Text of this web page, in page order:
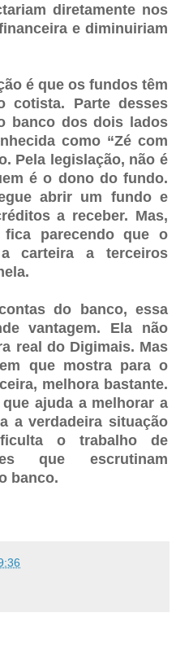
diretamente nos
e diminuiriam
é que os fundos têm
cotista. Parte desses
banco dos dois lados
como “Zé com
Pela legislação, não é
é o dono do fundo.
abrir um fundo e
a receber. Mas,
parecendo que o
carteira a terceiros
do banco, essa
vantagem. Ela não
real do Digimais. Mas
que mostra para o
melhora bastante.
ajuda a melhorar a
a verdadeira situação
o trabalho de
que escrutinam
banco.